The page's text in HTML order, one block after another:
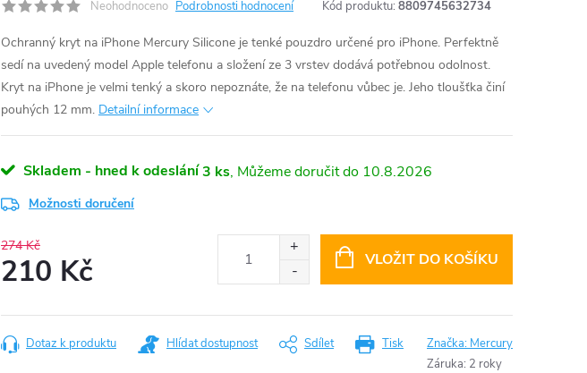
Neohodnoceno Podrobnosti hodnocení Kód produktu: 8809745632734
Ochranný kryt na iPhone Mercury Silicone je tenké pouzdro určené pro iPhone. Perfektně
sedí na uvedený model Apple telefonu a složení ze 3 vrstev dodává potřebnou odolnost.
Kryt na iPhone je velmi tenký a skoro nepoznáte, že na telefonu vůbec je. Jeho tloušťka činí
pouhých 12 mm. Detailní informace
Skladem - hned k odeslání3 ks 10.8.2026
Možnosti doručení
274 Kč
210 Kč
cena:
VLOŽIT DO KOŠÍKU
Tisk
Dotaz k produktu Hlídat dostupnost Sdílet Značka: Mercury
Záruka: 2 roky